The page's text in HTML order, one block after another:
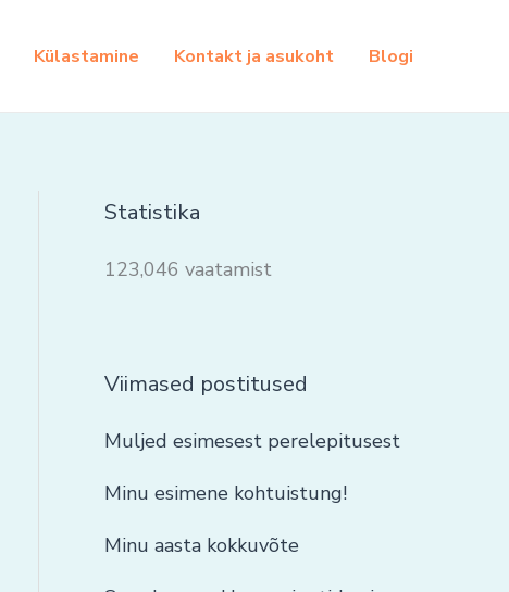
Külastamine Kontakt ja asukoht Blogi
Statistika
123,046 vaatamist
Viimased postitused
Muljed esimesest perelepitusest
Minu esimene kohtuistung!
Minu aasta kokkuvõte